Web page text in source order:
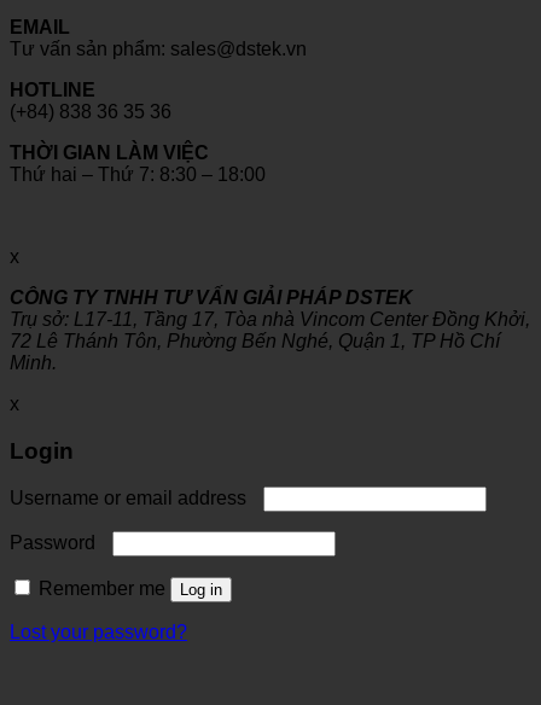
EMAIL
Tư vấn sản phẩm: sales@dstek.vn
HOTLINE
(+84) 838 36 35 36
THỜI GIAN LÀM VIỆC
Thứ hai – Thứ 7: 8:30 – 18:00
x
CÔNG TY TNHH TƯ VẤN GIẢI PHÁP DSTEK
Trụ sở: L17-11, Tầng 17, Tòa nhà Vincom Center Đồng Khởi,
72 Lê Thánh Tôn, Phường Bến Nghé, Quận 1, TP Hồ Chí
Minh.
x
Login
Username or email address
Password
Remember me Log in
Lost your password?